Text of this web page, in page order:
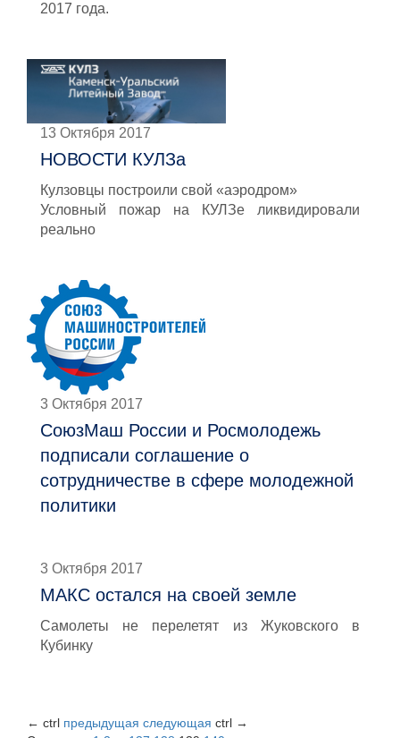
2017 года.
13 Октября 2017
НОВОСТИ КУЛЗа
Кулзовцы построили свой «аэродром»
Условный пожар на КУЛЗе ликвидировали
реально
3 Октября 2017
СоюзМаш России и Росмолодежь
подписали соглашение о
сотрудничестве в сфере молодежной
политики
3 Октября 2017
МАКС остался на своей земле
Самолеты не перелетят из Жуковского в
Кубинку
← ctrl предыдущая следующая ctrl →